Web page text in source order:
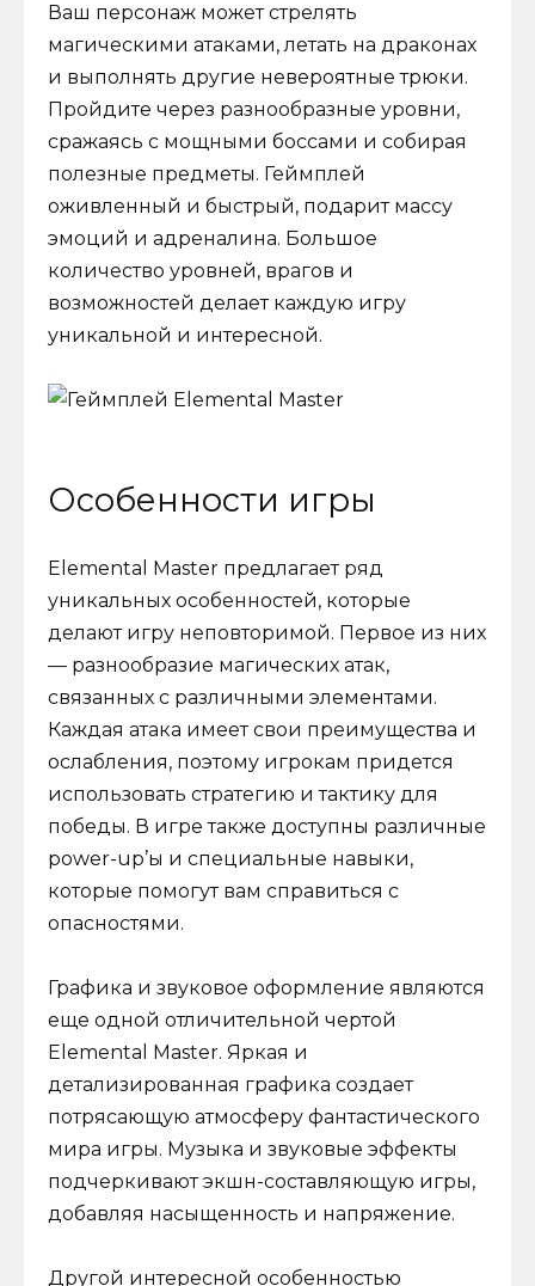
Ваш персонаж может стрелять
магическими атаками, летать на драконах
и выполнять другие невероятные трюки.
Пройдите через разнообразные уровни,
сражаясь с мощными боссами и собирая
полезные предметы. Геймплей
оживленный и быстрый, подарит массу
эмоций и адреналина. Большое
количество уровней, врагов и
возможностей делает каждую игру
уникальной и интересной.
Особенности игры
Elemental Master предлагает ряд
уникальных особенностей, которые
делают игру неповторимой. Первое из них
— разнообразие магических атак,
связанных с различными элементами.
Каждая атака имеет свои преимущества и
ослабления, поэтому игрокам придется
использовать стратегию и тактику для
победы. В игре также доступны различные
power-up’ы и специальные навыки,
которые помогут вам справиться с
опасностями.
Графика и звуковое оформление являются
еще одной отличительной чертой
Elemental Master. Яркая и
детализированная графика создает
потрясающую атмосферу фантастического
мира игры. Музыка и звуковые эффекты
подчеркивают экшн-составляющую игры,
добавляя насыщенность и напряжение.
Другой интересной особенностью